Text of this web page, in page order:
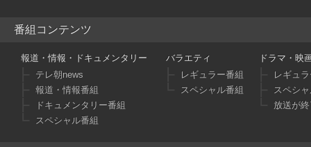
番組コンテンツ
報道・情報・ドキュメンタリー
テレ朝news
報道・情報番組
ドキュメンタリー番組
スペシャル番組
バラエティ
レギュラー番組
スペシャル番組
ドラマ・映
レギュ
スペシ
放送が